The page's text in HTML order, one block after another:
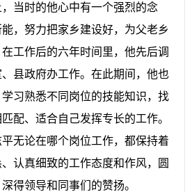
当时的他心中有一个强烈的念
，努力把家乡建设好，为父老乡
工作后的六年时间里，他先后调
县政府办工作。在此期间，他也
习熟悉不同岗位的技能知识，找
配、适合自己发挥专长的工作。
无论在哪个岗位工作，都保持着
认真细致的工作态度和作风，圆
得领导和同事们的赞扬。